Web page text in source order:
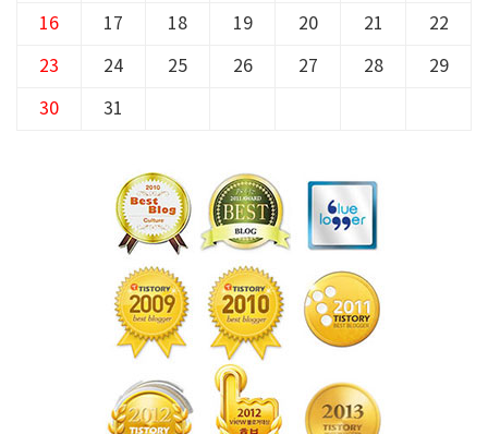
16 17 18 19 20 21 22
23 24 25 26 27 28 29
30 31